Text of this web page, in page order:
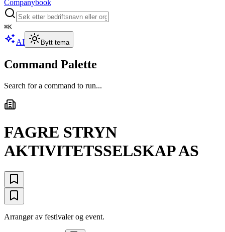
Companybook
⌘K
AI Bytt tema
Command Palette
Search for a command to run...
FAGRE STRYN
AKTIVITETSSELSKAP AS
Arrangør av festivaler og event.